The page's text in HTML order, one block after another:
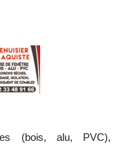
(bois, alu, PVC),